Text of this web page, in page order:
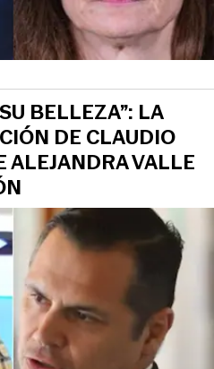
BELLEZA”: LA
DE CLAUDIO
ALEJANDRA VALLE